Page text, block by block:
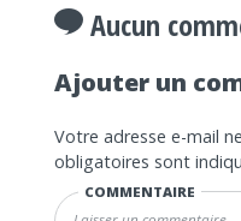
Aucun
Ajouter un
Votre adresse e-mail
obligatoires sont
COMMENTAIRE